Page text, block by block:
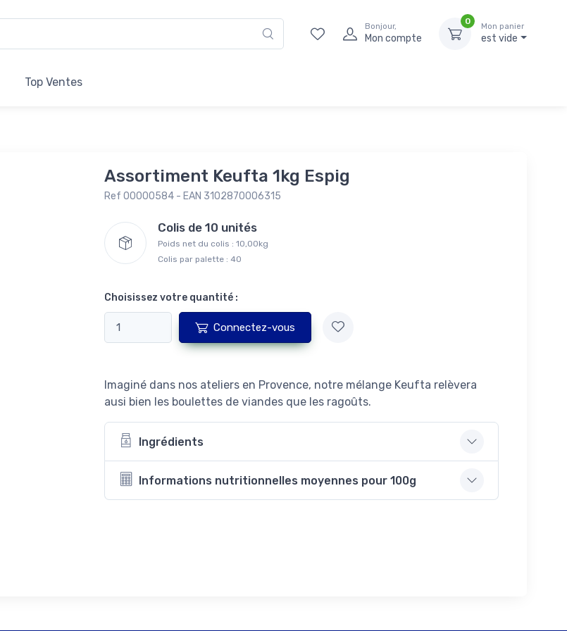
Bonjour,
Mon compte
0
Mon panier
est vide
Top Ventes
Assortiment Keufta 1kg Espig
Ref 00000584 - EAN 3102870006315
Colis de 10 unités
Poids net du colis : 10,00kg
Colis par palette : 40
Choisissez votre quantité :
Connectez-vous
Imaginé dans nos ateliers en Provence, notre mélange Keufta relèvera
ausi bien les boulettes de viandes que les ragoûts.
Ingrédients
Informations nutritionnelles moyennes pour 100g